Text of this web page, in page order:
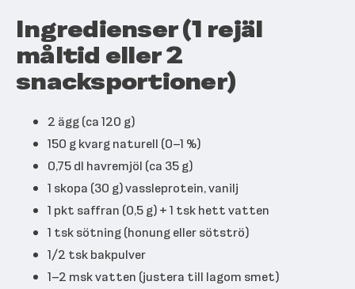
Ingredienser (1 rejäl
måltid eller 2
snacksportioner)
2 ägg (ca 120 g)
150 g kvarg naturell (0–1 %)
0,75 dl havremjöl (ca 35 g)
1 skopa (30 g) vassleprotein, vanilj
1 pkt saffran (0,5 g) + 1 tsk hett vatten
1 tsk sötning (honung eller sötströ)
1/2 tsk bakpulver
1–2 msk vatten (justera till lagom smet)